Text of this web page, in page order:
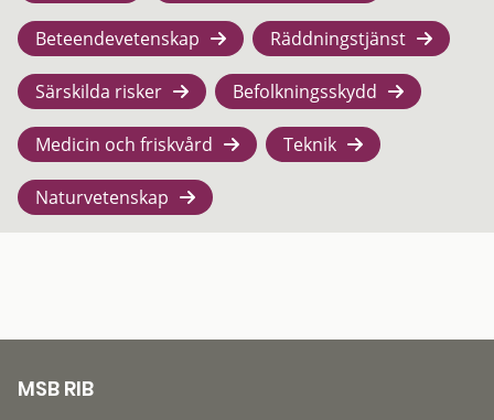
Beteendevetenskap Räddningstjänst
Särskilda risker Befolkningsskydd
Medicin och friskvård Teknik
Naturvetenskap
MSB RIB